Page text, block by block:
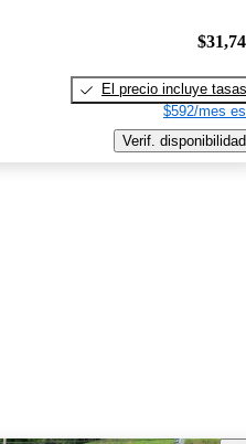
El precio incluye tasas
$592/mes
Verif. disponibilidad